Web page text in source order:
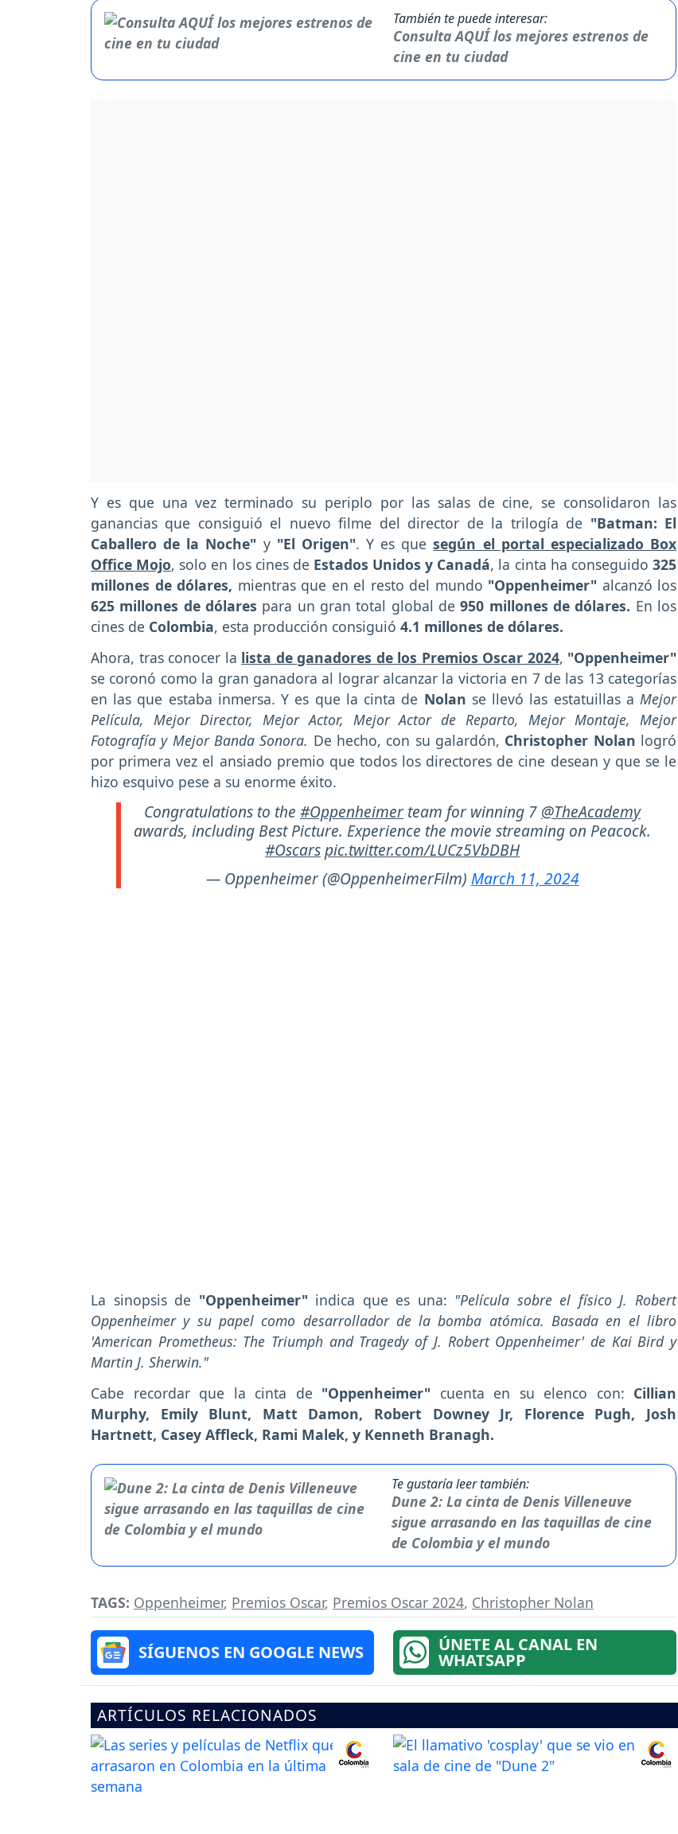
También te puede interesar:
Consulta AQUÍ los mejores estrenos de
cine en tu ciudad
Y es que una vez terminado su periplo por las salas de cine, se consolidaron las
ganancias que consiguió el nuevo filme del director de la trilogía de "Batman: El
Caballero de la Noche" y "El Origen". Y es quesegún el portal especializado Box
Office Mojo, solo en los cines de Estados Unidos y Canadá, la cinta ha conseguido 325
millones de dólares, mientras que en el resto del mundo "Oppenheimer" alcanzó los
625 millones de dólares para un gran total global de950 millones de dólares. En los
cines de Colombia, esta producción consiguió 4.1 millones de dólares.
Ahora, tras conocer la lista de ganadores de los Premios Oscar 2024, "Oppenheimer"
se coronó como la gran ganadora al lograr alcanzar la victoria en 7 de las 13 categorías
en las que estaba inmersa. Y es que la cinta de Nolan se llevó las estatuillas aMejor
Película, Mejor Director, Mejor Actor, Mejor Actor de Reparto, Mejor Montaje, Mejor
Fotografía y Mejor Banda Sonora. De hecho, con su galardón, Christopher Nolan logró
por primera vez el ansiado premio que todos los directores de cine desean y que se le
hizo esquivo pese a su enorme éxito.
Congratulations to the #Oppenheimer team for winning 7 @TheAcademy
awards, including Best Picture. Experience the movie streaming on Peacock.
#Oscarspic.twitter.com/LUCz5VbDBH
— Oppenheimer (@OppenheimerFilm) March 11, 2024
La sinopsis de "Oppenheimer" indica que es una: "Película sobre el físico J. Robert
Oppenheimer y su papel como desarrollador de la bomba atómica. Basada en el libro
'American Prometheus: The Triumph and Tragedy of J. Robert Oppenheimer' de Kai Bird y
Martin J. Sherwin."
Cabe recordar que la cinta de "Oppenheimer" cuenta en su elenco con: Cillian
Murphy, Emily Blunt, Matt Damon, Robert Downey Jr, Florence Pugh, Josh
Hartnett, Casey Affleck, Rami Malek, y Kenneth Branagh.
Te gustaría leer también:
Dune 2: La cinta de Denis Villeneuve
sigue arrasando en las taquillas de cine
de Colombia y el mundo
TAGS: Oppenheimer, Premios Oscar, Premios Oscar 2024, Christopher Nolan
SÍGUENOS EN GOOGLE NEWS ÚNETE AL CANAL EN
WHATSAPP
ARTÍCULOS RELACIONADOS